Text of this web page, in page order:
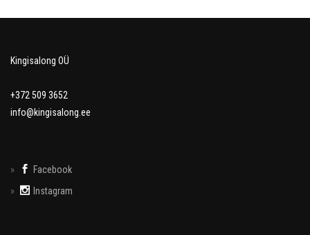
Kingisalong OÜ
+372 509 3652
info@kingisalong.ee
Facebook
Instagram